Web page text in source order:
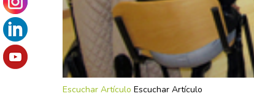
Escuchar Artículo Escuchar Artículo